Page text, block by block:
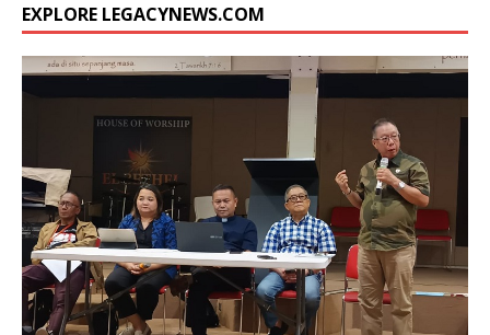
EXPLORE LEGACYNEWS.COM